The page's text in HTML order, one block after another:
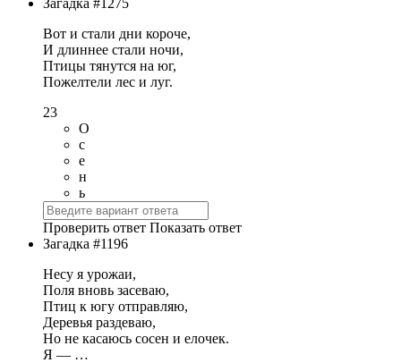
Вот и стали дни короче,
И длиннее стали ночи,
Птицы тянутся на юг,
Пожелтели лес и луг.
23
О
с
е
н
ь
Проверить ответ Показать ответ
Загадка #1196
Несу я урожаи,
Поля вновь засеваю,
Птиц к югу отправляю,
Деревья раздеваю,
Но не касаюсь сосен и елочек.
Я — …